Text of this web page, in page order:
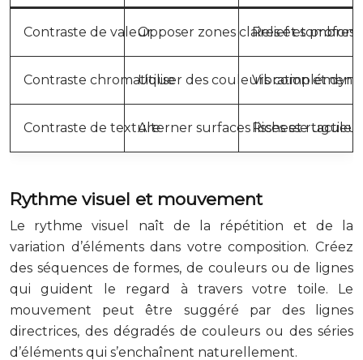
Contraste de valeurOpposer zones claires et sombres
Relief et
Contraste chromatiqueUtiliser des couleursVibration et
Contraste de textureAlterner surfaces lisses et
Richesse tactile
Rythme visuel et mouvement
Le rythme visuel naît de la répétition et de la
variation d’éléments dans votre composition. Créez
des séquences de formes, de couleurs ou de lignes
qui guident le regard à travers votre toile. Le
mouvement peut être suggéré par des lignes
directrices, des dégradés de couleurs ou des séries
d’éléments qui s’enchaînent naturellement.